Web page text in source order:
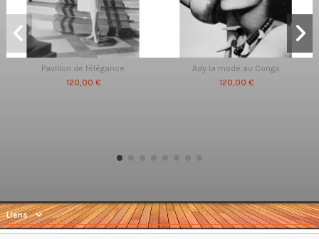
Pavillon de l'élégance
120,00 €
Ady la mode au Congo
120,00 €
Liens